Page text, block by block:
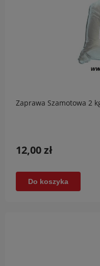
Zaprawa Szamotowa 2
12,00 zł
Do koszyka